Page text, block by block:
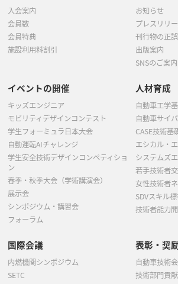
入会案内
会員数
会員特典
施設利用料割引
お知らせ
プレスリリ
刊行物の正
出版案内
SNSのご案内
イベントの開催
キッズエンジニア
モビリティデザインコンテスト
学生フォーミュラ日本大会
自動運転AIチャレンジ
学生安全技術デザインコンペティショ
ン
春季・秋季大会（学術講演会）
展示会
シンポジウム・講習会
フォーラム
人材育成
自動車工学
自動車サイ
CASE技術基
エシカル・
システムズ
若手技術者
女性技術者
SDVスキル
技術者能力
国際会議
内燃機関シンポジウム
SETC
表彰・奨
自動車技術
技術部門貢